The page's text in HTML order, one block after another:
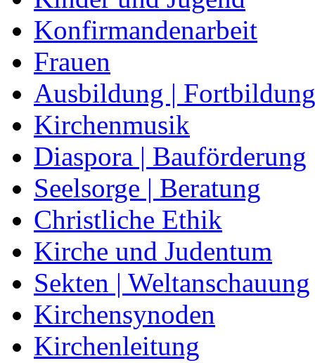
Konfirmandenarbeit
Frauen
Ausbildung | Fortbildung
Kirchenmusik
Diaspora | Bauförderung
Seelsorge | Beratung
Christliche Ethik
Kirche und Judentum
Sekten | Weltanschauung
Kirchensynoden
Kirchenleitung